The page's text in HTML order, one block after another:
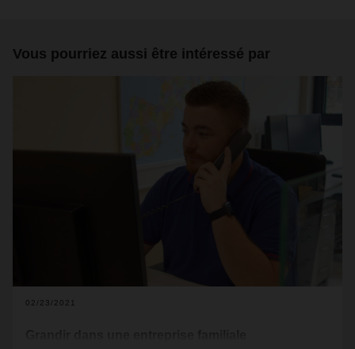
Vous pourriez aussi être intéressé par
02/23/2021